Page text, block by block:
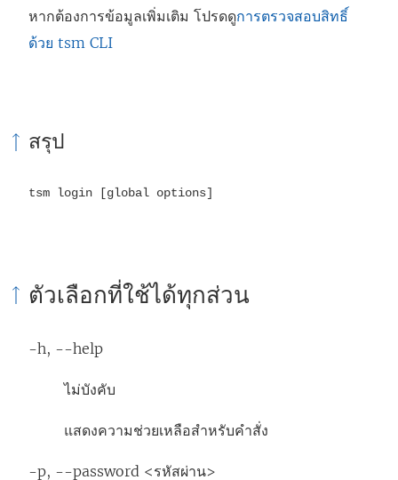
หากต้องการข้อมูลเพิ่มเติม โปรดดูการตรวจสอบสิทธิ์
ด้วย tsm CLI
สรุป
tsm login [global options]
ตัวเลือกที่ใช้ได้ทุกส่วน
-h, --help
ไม่บังคับ
แสดงความช่วยเหลือสำหรับคำสั่ง
-p, --password <รหัสผ่าน>